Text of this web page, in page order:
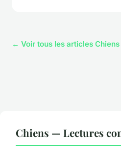
← Voir tous les articles Chiens
Chiens — Lectures